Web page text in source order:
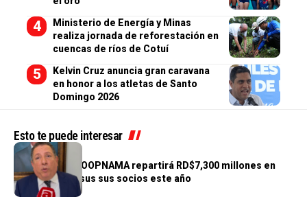
Ministerio de Energía y Minas
realiza jornada de reforestación en
cuencas de ríos de Cotuí
Kelvin Cruz anuncia gran caravana
en honor a los atletas de Santo
Domingo 2026
Esto te puede interesar
GENERALES
Cooperativa COOPNAMA repartirá RD$7,300 millones en
excedentes a sus sus socios este año